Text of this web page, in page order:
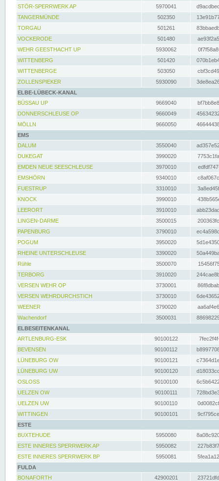
STÖR-SPERRWERK AP 5970041
TANGERMÜNDE
502350
TORGAU
501261
VOCKERODE
501480
WEHR GEESTHACHT UP
5930062
WITTENBERG
501420
WITTENBERGE
503050
ZOLLENSPIEKER
5930090
ELBE-LÜBECK-KANAL
BÜSSAU UP
9669040
DONNERSCHLEUSE OP
9660049
MÖLLN
9660050
EMS
DALUM
3550040
DUKEGAT
3990020
EMDEN NEUE SEESCHLEUSE
3970010
EMSHÖRN
9340010
FUESTRUP
3310010
KNOCK
3990010
LEERORT
3910010
LINGEN-DARME
3500015
PAPENBURG
3790010
POGUM
3950020
RHEINE UNTERSCHLEUSE
3390020
Rühle
3500070
TERBORG
3910020
VERSEN WEHR OP
3730001
VERSEN WEHRDURCHSTICH
3730010
WEENER
3790020
Wachendorf
3500031
ELBESEITENKANAL
ARTLENBURG-ESK
90100122
BEVENSEN
90100112
LÜNEBURG OW
90100121
LÜNEBURG UW
90100120
OSLOSS
90100100
UELZEN OW
90100111
UELZEN UW
90100110
WITTINGEN
90100101
ESTE
BUXTEHUDE
5950080
ESTE INNERES SPERRWERK AP
5950082
ESTE INNERES SPERRWERK BP
5950081
FULDA
BONAFORTH
42900201